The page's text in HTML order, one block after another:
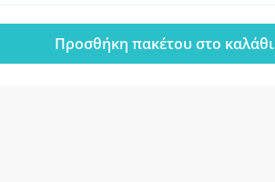
Προσθήκη πακέτου στο καλάθι